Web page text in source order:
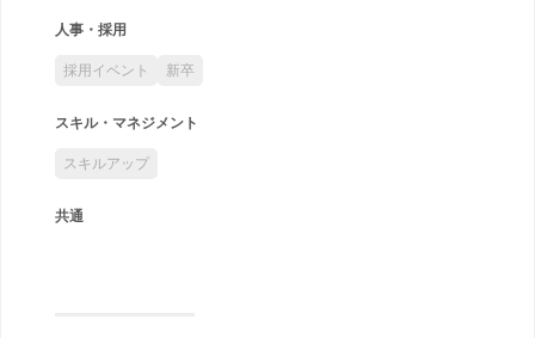
人事・採用
採用イベント 新卒
スキル・マネジメント
スキルアップ
共通